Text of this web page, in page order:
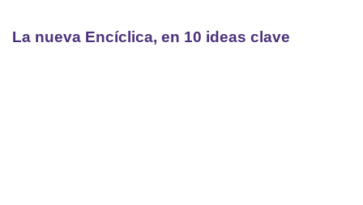
La nueva Encíclica, en 10 ideas clave